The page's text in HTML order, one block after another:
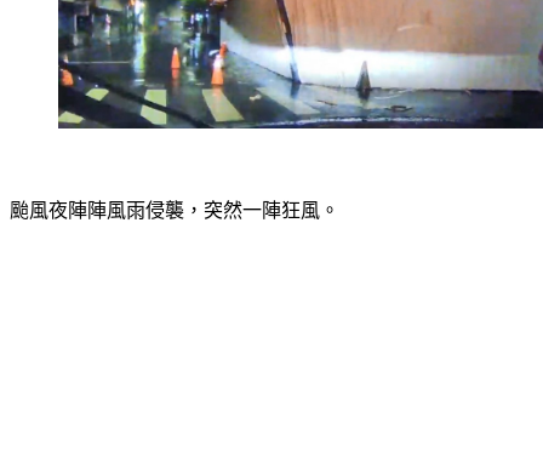
颱風夜陣陣風雨侵襲，突然一陣狂風。